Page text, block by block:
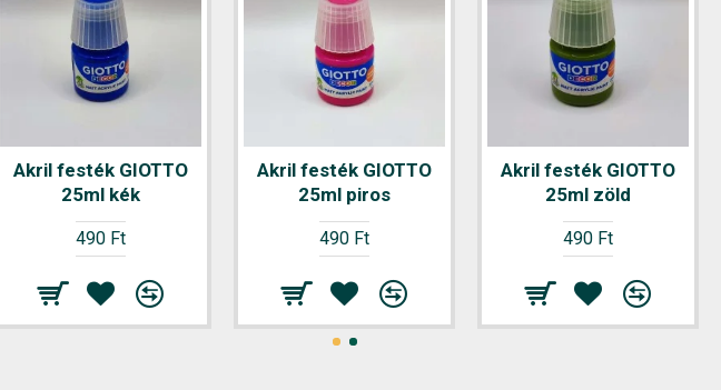
Ellenőrző borító
ragasztócsíkos 1
darab
50 Ft
Akril festék GIOTTO
25ml kék
490 Ft
Akril festék GIOTTO
25ml piros
490 Ft
Akril festék GIOTTO
25ml zöld
490 Ft